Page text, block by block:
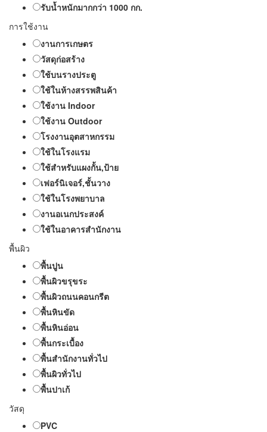
รับน้ำหนักมากกว่า 1000 กก.
การใช้งาน
งานการเกษตร
วัสดุก่อสร้าง
ใช้บนรางประตู
ใช้ในห้างสรรพสินค้า
ใช้งาน Indoor
ใช้งาน Outdoor
โรงงานอุตสาหกรรม
ใช้ในโรงแรม
ใช้สำหรับแผงกั้น,ป้าย
เฟอร์นิเจอร์,ชั้นวาง
ใช้ในโรงพยาบาล
งานอเนกประสงค์
ใช้ในอาคารสำนักงาน
พื้นผิว
พื้นปูน
พื้นผิวขรุขระ
พื้นผิวถนนคอนกรีต
พื้นหินขัด
พื้นหินอ่อน
พื้นกระเบื้อง
พื้นสำนักงานทั่วไป
พื้นผิวทั่วไป
พื้นปาเก้
วัสดุ
PVC